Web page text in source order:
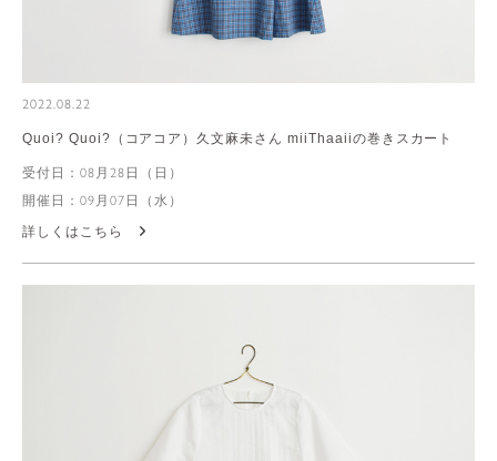
2022.08.22
Quoi? Quoi?（コアコア）久文麻未さん miiThaaiiの巻きスカート
受付日：08月28日（日）
開催日：09月07日（水）
詳しくはこちら